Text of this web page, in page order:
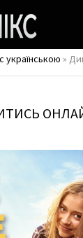
українською »